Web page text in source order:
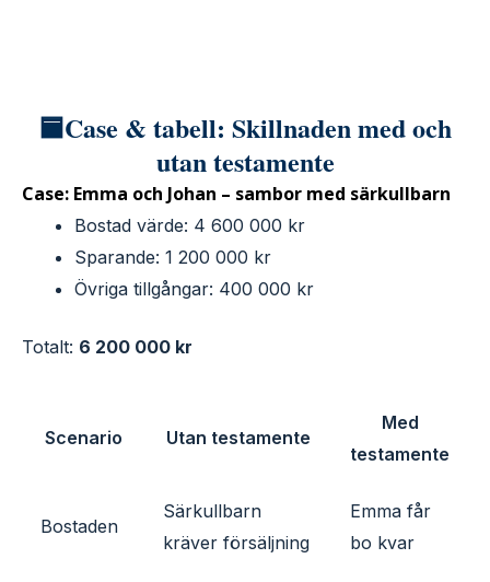
🟦Case & tabell: Skillnaden med och
utan testamente
Case: Emma och Johan – sambor med särkullbarn
Bostad värde: 4 600 000 kr
Sparande: 1 200 000 kr
Övriga tillgångar: 400 000 kr
Totalt: 6 200 000 kr
Scenario Utan testamente
Med
testamente
Bostaden
Särkullbarn
kräver försäljning
Emma får
bo kvar